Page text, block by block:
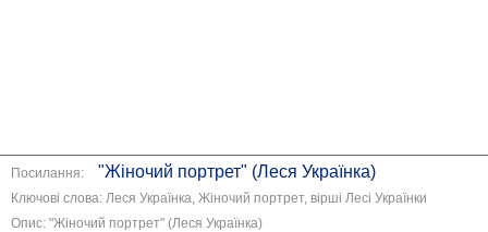
Посилання: "Жіночий портрет" (Леся Українка)
Ключові слова: Леся Українка, Жіночий портрет, вірші Лесі Українки
Опис: "Жіночий портрет" (Леся Українка)